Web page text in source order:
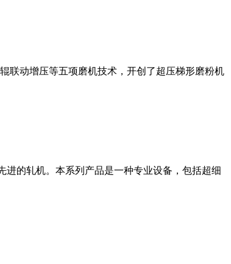
联动增压等五项磨机技术，开创了超压梯形磨粉机
的轧机。本系列产品是一种专业设备，包括超细